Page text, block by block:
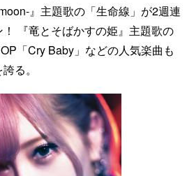
』主題歌の「生命線」が2週連
『竜とそばかすの姫』主題歌の
「Cry Baby」などの人気楽曲も
る。